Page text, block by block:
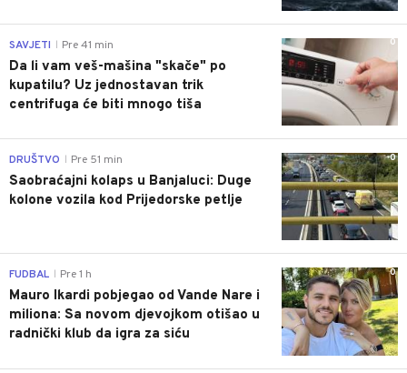
0
SAVJETI Pre 41 min
Da li vam veš-mašina "skače" po
kupatilu? Uz jednostavan trik
centrifuga će biti mnogo tiša
0
DRUŠTVO Pre 51 min
Saobraćajni kolaps u Banjaluci: Duge
kolone vozila kod Prijedorske petlje
0
FUDBAL Pre 1 h
Mauro Ikardi pobjegao od Vande Nare i
miliona: Sa novom djevojkom otišao u
radnički klub da igra za siću